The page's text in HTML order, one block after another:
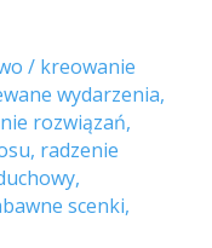
/ kreowanie
wydarzenia,
rozwiązań,
, radzenie
,
scenki,